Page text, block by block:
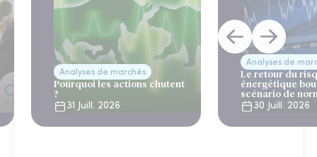
Analyses de marchés
Pourquoi les actions chutent
?
31 Juill. 2026
Analyses de
Le retour du
énergétique
scénario de
30 Juill. 2026